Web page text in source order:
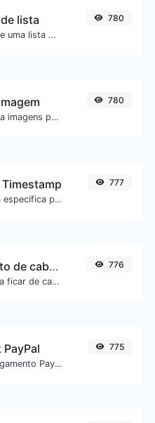
lista
Converta facilmente uma lista de texto em uma lista aleatória.
780
Comprime e otimiza imagens para um tamanho menor mantendo alta qualidade.
780
Converta uma data específica para o formato unix timestamp.
777
Gerador de texto de cabeça para baixo
Inverta o texto para ficar de cabeça para baixo com facilidade.
776
Gere um link de pagamento PayPal com facilidade.
775